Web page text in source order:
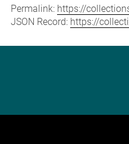
Permalink: https://
JSON Record: https://